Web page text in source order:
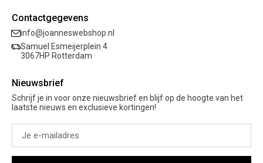
Retourneren
Garantie
Mijn verlanglijst
Sale
Kleding
Schoenen
Cadeaubon
Contactgegevens
info@joanneswebshop.nl
Samuel Esmeijerplein 4
3067HP Rotterdam
Nieuwsbrief
Schrijf je in voor onze nieuwsbrief en blijf op de hoogte van het
laatste nieuws en exclusieve kortingen!